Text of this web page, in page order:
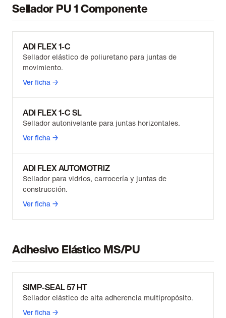
Sellador PU 1 Componente
ADI FLEX 1-C
Sellador elástico de poliuretano para juntas de
movimiento.
Ver ficha →
ADI FLEX 1-C SL
Sellador autonivelante para juntas horizontales.
Ver ficha →
ADI FLEX AUTOMOTRIZ
Sellador para vidrios, carrocería y juntas de
construcción.
Ver ficha →
Adhesivo Elástico MS/PU
SIMP-SEAL 57 HT
Sellador elástico de alta adherencia multipropósito.
Ver ficha →